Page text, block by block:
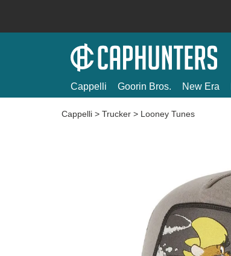
Cappelli Goorin Bros. New Era
Cappelli > Trucker > Looney Tunes